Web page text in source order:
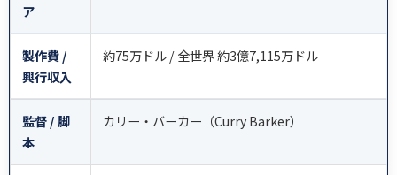
ア
製作費 /
興行収入
約75万ドル / 全世界 約3億7,115万ドル
監督 / 脚
本
カリー・バーカー（Curry Barker）